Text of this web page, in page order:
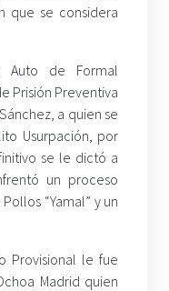
que se considera
Auto de Formal
Prisión Preventiva
a quien se
Usurpación, por
se le dictó a
un proceso
“Yamal” y un
Provisional le fue
Madrid quien